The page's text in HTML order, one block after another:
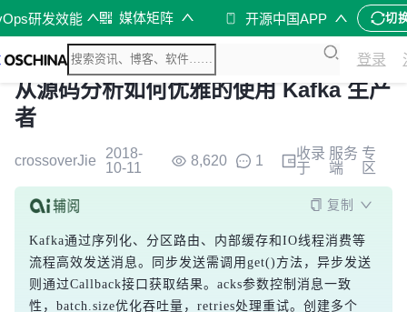
研发效能 媒体矩阵 开源中国APP 切
登录
从源码分析如何优雅的使用 Kafka 生产
者
crossoverJie
2018-
10-11
8,620 1
收录
于
服务
端
专
区
复制
Kafka通过序列化、分区路由、内部缓存和IO线程消费等
流程高效发送消息。同步发送需调用get()方法，异步发送
则通过Callback接口获取结果。acks参数控制消息一致
性，batch.size优化吞吐量，retries处理重试。创建多个